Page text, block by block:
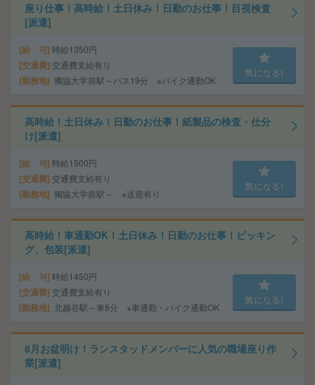
座り仕事！高時給！土日休み！日勤のお仕事！目視検査
[派遣]
給 与 時給1350円
交通費 交通費支給有り
勤務地 獨協大学前駅～バス19分 ※バイク通勤OK
気になる!
高時給！土日休み！日勤のお仕事！紙製品の検査・仕分
け[派遣]
給 与 時給1500円
交通費 交通費支給有り
勤務地 獨協大学前駅～ ※送迎有り
気になる!
高時給！車通勤OK！土日休み！日勤のお仕事！ピッキン
グ、包装[派遣]
給 与 時給1450円
交通費 交通費支給有り
勤務地 北越谷駅～車8分 ※車通勤・バイク通勤OK
気になる!
8月お盆明け！ランスタッドメンバーに人気の職場座り作
業[派遣]